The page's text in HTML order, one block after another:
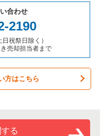
の案件一覧
却物件の案件一覧
物件の案件一覧
件一覧
件の案件一覧
物件の案件一覧
案件一覧
件一覧
の案件一覧
件一覧
件の案件一覧
売却物件の案件一覧
一覧
合わせ
2190
祝祭日除く）
売却担当者まで
方はこちら
る